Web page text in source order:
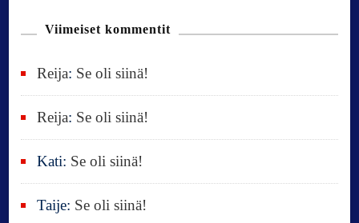
n Viimeiset kommentit
Reija: Se oli siinä!
Reija: Se oli siinä!
Kati: Se oli siinä!
Taije: Se oli siinä!